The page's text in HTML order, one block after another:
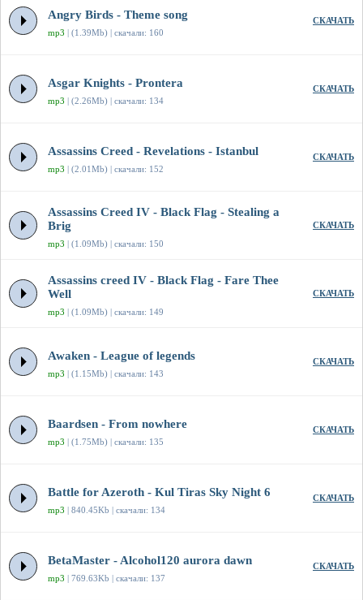
Angry Birds - Theme song
mp3 | (1.39Mb) | скачали: 160
СКАЧАТЬ
Asgar Knights - Prontera
mp3 | (2.26Mb) | скачали: 134
СКАЧАТЬ
Assassins Creed - Revelations - Istanbul
mp3 | (2.01Mb) | скачали: 152
СКАЧАТЬ
Assassins Creed IV - Black Flag - Stealing a
Brig
mp3 | (1.09Mb) | скачали: 150
СКАЧАТЬ
Assassins creed IV - Black Flag - Fare Thee
Well
mp3 | (1.09Mb) | скачали: 149
СКАЧАТЬ
Awaken - League of legends
mp3 | (1.15Mb) | скачали: 143
СКАЧАТЬ
Baardsen - From nowhere
mp3 | (1.75Mb) | скачали: 135
СКАЧАТЬ
Battle for Azeroth - Kul Tiras Sky Night 6
mp3 | 840.45Kb | скачали: 134
СКАЧАТЬ
BetaMaster - Alcohol120 aurora dawn
mp3 | 769.63Kb | скачали: 137
СКАЧАТЬ